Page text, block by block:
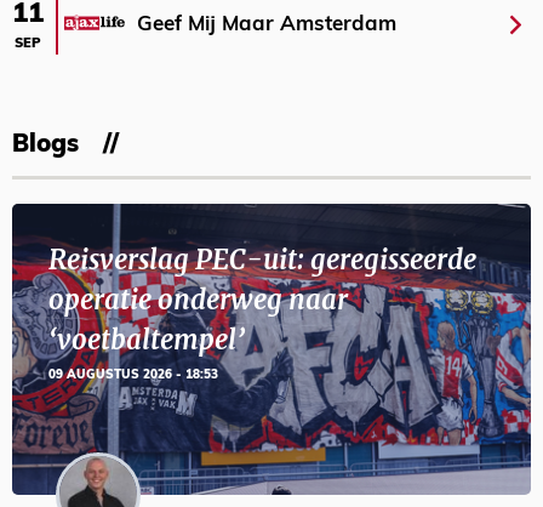
11
SEP
Geef Mij Maar Amsterdam
Blogs
Reisverslag PEC-uit: geregisseerde
operatie onderweg naar
‘voetbaltempel’
09 AUGUSTUS 2026 - 18:53